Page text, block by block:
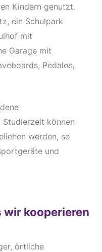
Kindern genutzt.
ein Schulpark
mit
Garage mit
Pedalos,
können
werden, so
und
wir kooperieren
örtliche